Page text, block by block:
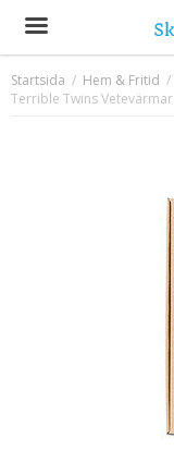
Startsida / Hem & Fritid /
Terrible Twins